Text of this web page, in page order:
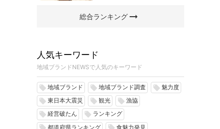
総合ランキングarrow_right_alt
人気キーワード
地域ブランドNEWSで人気のキーワード
local_offer 地域ブランド local_offer 地域ブランド調査 local_offer 魅力度
local_offer 東日本大震災 local_offer 観光 local_offer 漁協
local_offer 経営破たん local_offer ランキング
都道府県ランキング 食魅力発見